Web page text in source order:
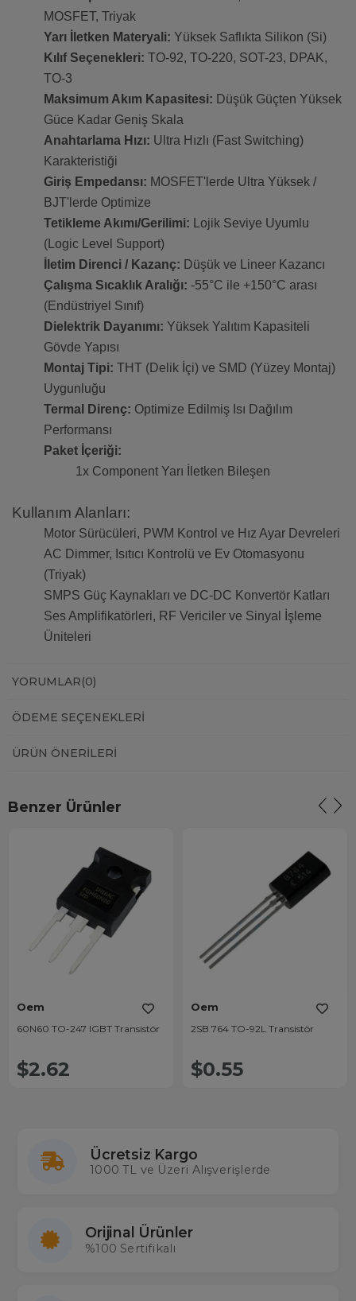
MOSFET, Triyak
Yarı İletken Materyali: Yüksek Saflıkta Silikon (Si)
Kılıf Seçenekleri: TO-92, TO-220, SOT-23, DPAK,
TO-3
Maksimum Akım Kapasitesi: Düşük Güçten Yüksek
Güce Kadar Geniş Skala
Anahtarlama Hızı: Ultra Hızlı (Fast Switching)
Karakteristiği
Giriş Empedansı: MOSFET'lerde Ultra Yüksek /
BJT'lerde Optimize
Tetikleme Akımı/Gerilimi: Lojik Seviye Uyumlu
(Logic Level Support)
İletim Direnci / Kazanç: Düşük ve Lineer Kazancı
Çalışma Sıcaklık Aralığı: -55°C ile +150°C arası
(Endüstriyel Sınıf)
Dielektrik Dayanımı: Yüksek Yalıtım Kapasiteli
Gövde Yapısı
Montaj Tipi: THT (Delik İçi) ve SMD (Yüzey Montaj)
Uygunluğu
Termal Direnç: Optimize Edilmiş Isı Dağılım
Performansı
Paket İçeriği:
1x Component Yarı İletken Bileşen
Kullanım Alanları:
Motor Sürücüleri, PWM Kontrol ve Hız Ayar Devreleri
AC Dimmer, Isıtıcı Kontrolü ve Ev Otomasyonu
(Triyak)
SMPS Güç Kaynakları ve DC-DC Konvertör Katları
Ses Amplifikatörleri, RF Vericiler ve Sinyal İşleme
Üniteleri
YORUMLAR(0)
ÖDEME SEÇENEKLERI
ÜRÜN ÖNERILERI
Benzer Ürünler
Oem
60N60 TO-247 IGBT Transistör
$2.62
Oem
2SB 764 TO-92L Transistör
$0.55
Ücretsiz Kargo
1000 TL ve Üzeri Alışverişlerde
Orijinal Ürünler
%100 Sertifikalı